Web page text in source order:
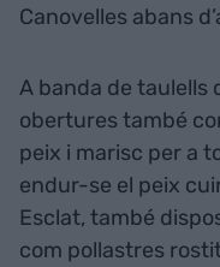
Canovelles abans
A banda de taulells
obertures també
peix i marisc per a
endur-se el peix
Esclat, també
com pollastres